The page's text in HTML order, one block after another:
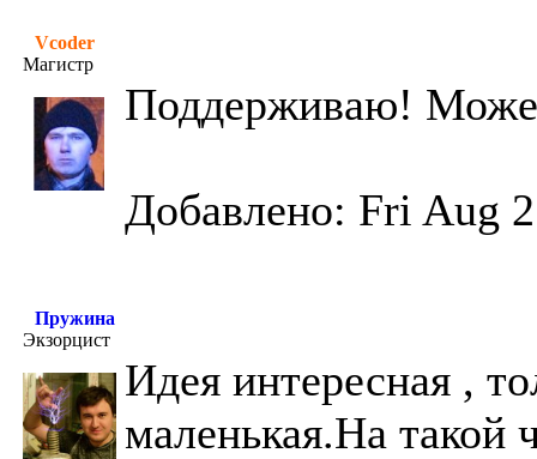
Vcoder
Магистр
Поддерживаю!
Добавлено: Fri Aug
Пружина
Экзорцист
Идея интересная ,
маленькая.На такой